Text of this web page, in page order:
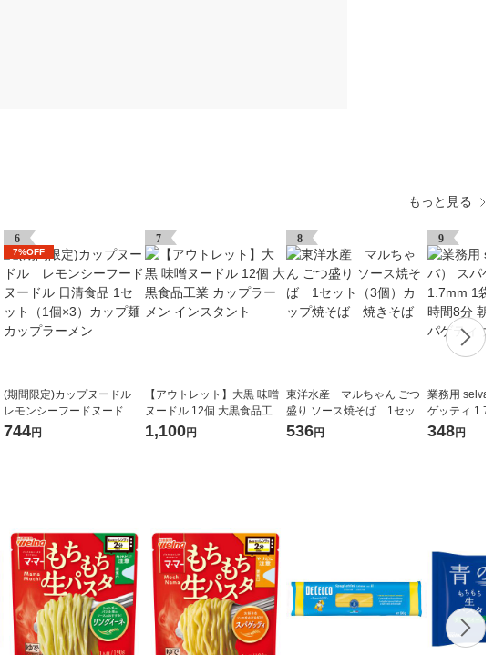
もっと見る
6
7%OFF
(期間限定)カップヌードル
レモンシーフードヌードル
日清食品 1セット（1個×3）
744円
7
【アウトレット】大黒 味噌
ヌードル 12個 大黒食品工業
カップラーメン インスタン
1,100円
8
東洋水産 マルちゃん ごつ
盛り ソース焼そば 1セット
（3個）カップ焼そば 焼き
536円
9
業務用 selva（
ゲッティ
ゆで時間8分
348円